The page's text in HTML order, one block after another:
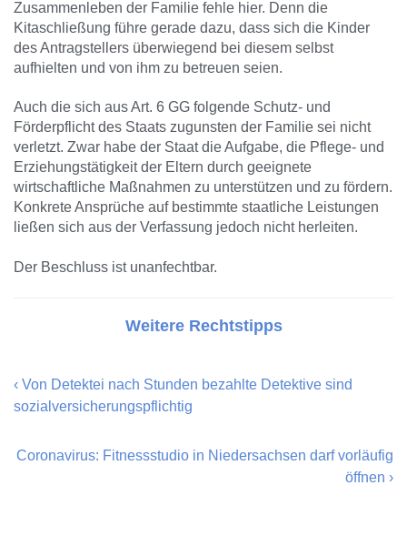
Zusammenleben der Familie fehle hier. Denn die
Kitaschließung führe gerade dazu, dass sich die Kinder
des Antragstellers überwiegend bei diesem selbst
aufhielten und von ihm zu betreuen seien.
Auch die sich aus Art. 6 GG folgende Schutz- und
Förderpflicht des Staats zugunsten der Familie sei nicht
verletzt. Zwar habe der Staat die Aufgabe, die Pflege- und
Erziehungstätigkeit der Eltern durch geeignete
wirtschaftliche Maßnahmen zu unterstützen und zu fördern.
Konkrete Ansprüche auf bestimmte staatliche Leistungen
ließen sich aus der Verfassung jedoch nicht herleiten.
Der Beschluss ist unanfechtbar.
Weitere Rechtstipps
‹ Von Detektei nach Stunden bezahlte Detektive sind
sozialversicherungspflichtig
Coronavirus: Fitnessstudio in Niedersachsen darf vorläufig
öffnen ›